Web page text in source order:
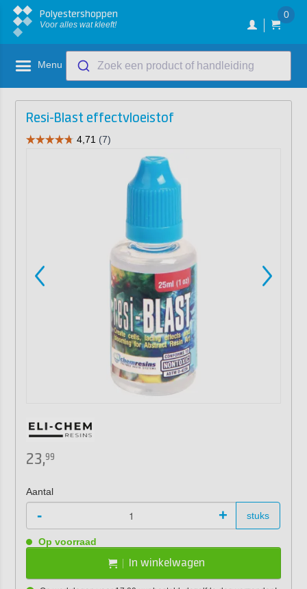
Polyestershoppen
Voor alles wat kleeft!
0
Menu Zoek een product of handleiding
Resi-Blast effectvloeistof
23,99
Aantal
- + stuks
Op voorraad
In winkelwagen